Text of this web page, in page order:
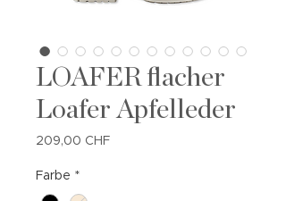
LOAFER flacher
Loafer Apfelleder
209,00 CHFPreis
Farbe *